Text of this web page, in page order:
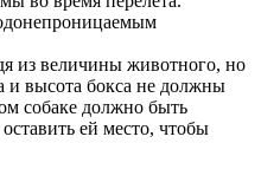
из величины животного, но
высота бокса не должны
собаке должно быть
ей место, чтобы